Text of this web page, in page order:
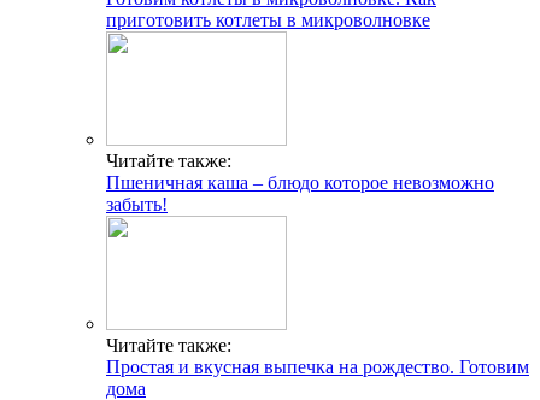
приготовить котлеты в микроволновке
Читайте также:
Пшеничная каша – блюдо которое невозможно
забыть!
Читайте также:
Простая и вкусная выпечка на рождество. Готовим
дома